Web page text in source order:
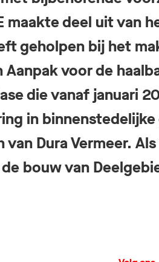
maakte deel uit van
geholpen bij het
Aanpak voor de
die vanaf januari
in
Dura Vermeer.
bouw van